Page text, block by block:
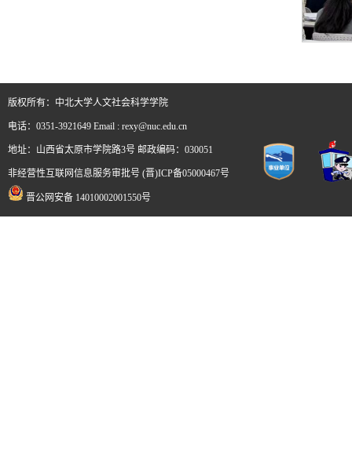
版权所有：中北大学人文社会科学学院
电话：0351-3921649 Email : rexy@nuc.edu.cn
地址：山西省太原市学院路3号 邮政编码：030051
非经营性互联网信息服务审批号 (晋)ICP备05000467号
晋公网安备 14010002001550号